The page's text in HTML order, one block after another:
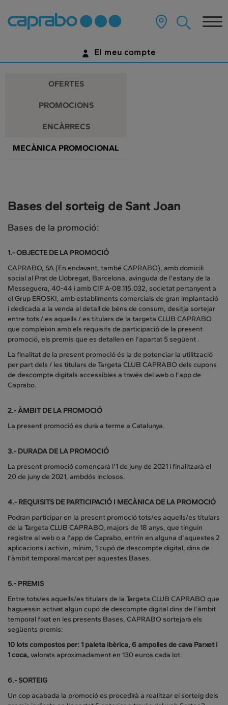
Promocions
descomptes
als
nostres
supermercats
contingut
pàgina
El meu compte
ENCARA NO TENS UN COMPTE DIGITAL?
OFERTES
PROMOCIONS
ENCÀRRECS
MECÀNICA PROMOCIONAL
Bases del sorteig de Sant Joan
Bases de la promoció:
1.- OBJECTE DE LA PROMOCIÓ
CAPRABO, SA (En endavant, també CAPRABO), amb domicili
social al Prat de Llobregat, Barcelona, ​​avinguda de l'estany de la
Messeguera, 40-44 i amb CIF A-08.115.032, societat pertanyent a
el Grup EROSKI, amb establiments comercials de gran implantació
i dedicada a la venda al detall de béns de consum, desitja sortejar
entre tots / es aquells / es titulars de la targeta CLUB CAPRABO
que compleixin amb els requisits de participació de la present
promoció, els premis que es detallen en l'apartat 5 següent .
La finalitat de la present promoció és la de potenciar la utilització
per part dels / les titulars de Targeta CLUB CAPRABO dels cupons
de descompte digitals accessibles a través del web o l'app de
Caprabo.
2.- ÀMBIT DE LA PROMOCIÓ
La present promoció es durà a terme a Catalunya.
3.- DURADA DE LA PROMOCIÓ
La present promoció començarà l'1 de juny de 2021 i finalitzarà el
20 de juny de 2021, ambdós inclosos.
4.- REQUISITS DE PARTICIPACIÓ I MECÀNICA DE LA PROMOCIÓ
Podran participar en la present promoció tots/es aquells/es titulars
de la Targeta CLUB CAPRABO, majors de 18 anys, que tinguin
registre al web o a l'app de Caprabo, entrin en alguna d'aquestes 2
aplicacions i activin, mínim, 1 cupó de descompte digital, dins de
l'àmbit temporal marcat per aquestes Bases.
5.- PREMIS
Entre tots/es aquells/es titulars de la Targeta CLUB CAPRABO que
haguessin activat algun cupó de descompte digital dins de l'àmbit
temporal fixat en les presents Bases, CAPRABO sortejarà els
següents premis:
10 lots compostos per: 1 paleta ibèrica, 6 ampolles de cava Parxet i
1 coca, valorats aproximadament en 130 euros cada lot.
6.- SORTEIG
Un cop acabada la promoció es procedirà a realitzar el sorteig dels